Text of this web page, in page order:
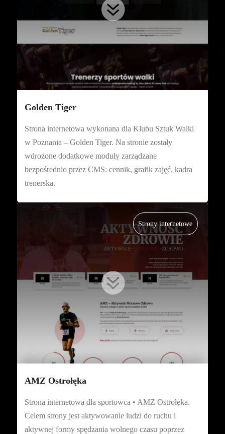

Golden Tiger
Strona internetowa wykonana dla Klubu Sztuk Walki
w Poznania – Golden Tiger. Na stronie zostały
wdrożone dodatkowe moduły zarządzane
bezpośrednio przez CMS: cennik, grafik zajęć, kadra
trenerska.
Strony internetowe

AMZ Ostrołęka
Strona internetowa dla sportowca • AMZ Ostrołęka.
Celem strony jest aktywowanie ludzi do ruchu i
aktywnej formy spędzania wolnego czasu poprzez